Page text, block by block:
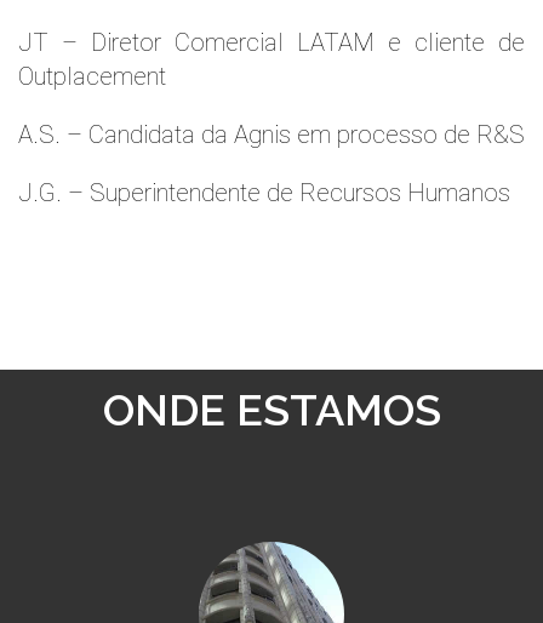
JT – Diretor Comercial LATAM e cliente de
Outplacement
A.S. – Candidata da Agnis em processo de R&S
J.G. – Superintendente de Recursos Humanos
ONDE ESTAMOS